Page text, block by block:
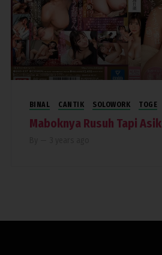
BINAL CANTIK SOLOWORK TOGE
Maboknya Rusuh Tapi Asik